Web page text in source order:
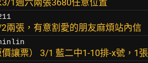
3/1週六兩張3680任意位置
兩張，有意割愛的朋友麻煩站內信
價讓票） 3/1 藍二中1-10排-x號，1